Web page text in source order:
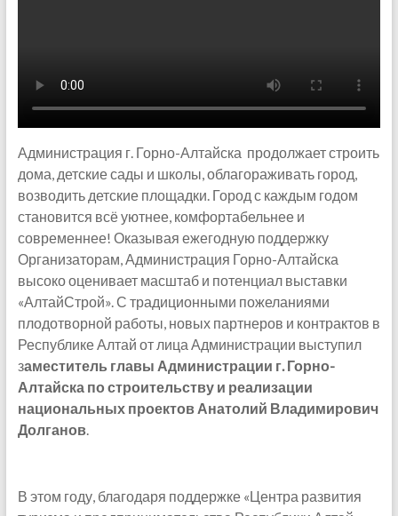
Администрация г. Горно-Алтайска продолжает строить
дома, детские сады и школы, облагораживать город,
возводить детские площадки. Город с каждым годом
становится всё уютнее, комфортабельнее и
современнее! Оказывая ежегодную поддержку
Организаторам, Администрация Горно-Алтайска
высоко оценивает масштаб и потенциал выставки
«АлтайСтрой». С традиционными пожеланиями
плодотворной работы, новых партнеров и контрактов в
Республике Алтай от лица Администрации выступил
заместитель главы Администрации г. Горно-
Алтайска по строительству и реализации
национальных проектов Анатолий Владимирович
Долганов.
В этом году, благодаря поддержке «Центра развития